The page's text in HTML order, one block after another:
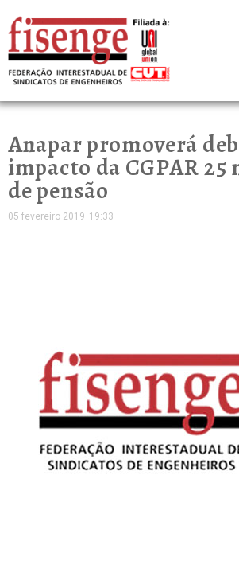
Anapar promoverá
impacto da CGPAR 25
de pensão
05 fevereiro 2019 19:33